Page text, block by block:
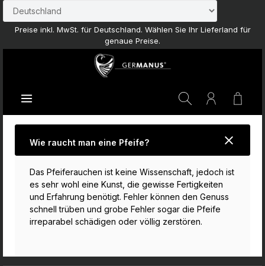
Zum Hauptinhalt springen
Preise inkl. MwSt. für Deutschland. Wählen Sie Ihr Lieferland für
genaue Preise.
Wie raucht man eine Pfeife?
Das Pfeiferauchen ist keine Wissenschaft, jedoch ist
es sehr wohl eine Kunst, die gewisse Fertigkeiten
und Erfahrung benötigt. Fehler können den Genuss
schnell trüben und grobe Fehler sogar die Pfeife
irreparabel schädigen oder völlig zerstören.